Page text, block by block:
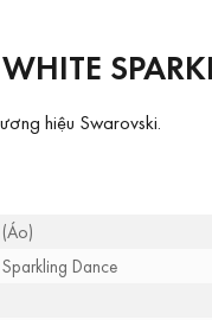
hiệu Swarovski.
(Áo)
Dance